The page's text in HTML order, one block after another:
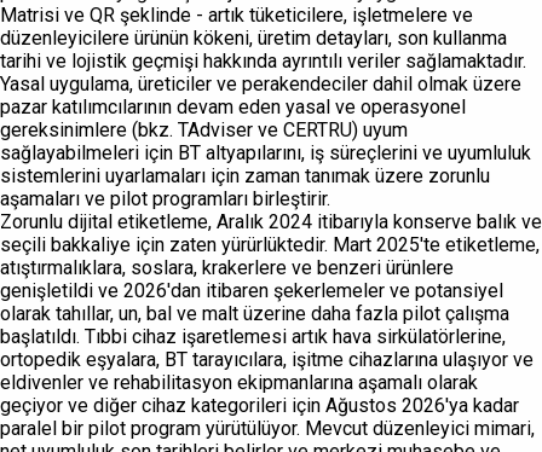
Matrisi ve QR şeklinde - artık tüketicilere, işletmelere ve
düzenleyicilere ürünün kökeni, üretim detayları, son kullanma
tarihi ve lojistik geçmişi hakkında ayrıntılı veriler sağlamaktadır.
Yasal uygulama, üreticiler ve perakendeciler dahil olmak üzere
pazar katılımcılarının devam eden yasal ve operasyonel
gereksinimlere (bkz. TAdviser ve CERTRU) uyum
sağlayabilmeleri için BT altyapılarını, iş süreçlerini ve uyumluluk
sistemlerini uyarlamaları için zaman tanımak üzere zorunlu
aşamaları ve pilot programları birleştirir.
Zorunlu dijital etiketleme, Aralık 2024 itibarıyla konserve balık ve
seçili bakkaliye için zaten yürürlüktedir. Mart 2025'te etiketleme,
atıştırmalıklara, soslara, krakerlere ve benzeri ürünlere
genişletildi ve 2026'dan itibaren şekerlemeler ve potansiyel
olarak tahıllar, un, bal ve malt üzerine daha fazla pilot çalışma
başlatıldı. Tıbbi cihaz işaretlemesi artık hava sirkülatörlerine,
ortopedik eşyalara, BT tarayıcılara, işitme cihazlarına ulaşıyor ve
eldivenler ve rehabilitasyon ekipmanlarına aşamalı olarak
geçiyor ve diğer cihaz kategorileri için Ağustos 2026'ya kadar
paralel bir pilot program yürütülüyor. Mevcut düzenleyici mimari,